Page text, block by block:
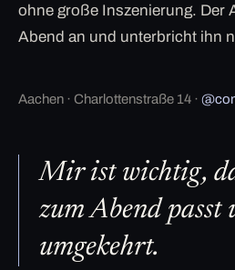
ohne große Inszenierung. Der
Abend an und unterbricht ihn
Aachen · Charlottenstraße 14 ·
Mir ist wichtig,
zum Abend passt
umgekehrt.